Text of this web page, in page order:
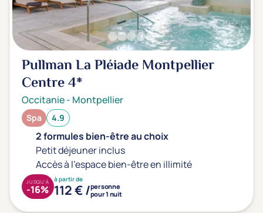
Sport
(0)
Yoga
(0)
Offres spéciales
Vente Flash & Promo
Offres spéciales Solo
Distance de chez vous
Établissements proches de chez moi
Pullman La Pléiade Montpellier
Centre4*
Occitanie- Montpellier
Spa 4.9
2 formules bien-être au choix
Petit déjeuner inclus
Accès à l'espace bien-être en illimité
à partir de
112 € /personne
pour 1 nuit
JUSQU'À
-16%